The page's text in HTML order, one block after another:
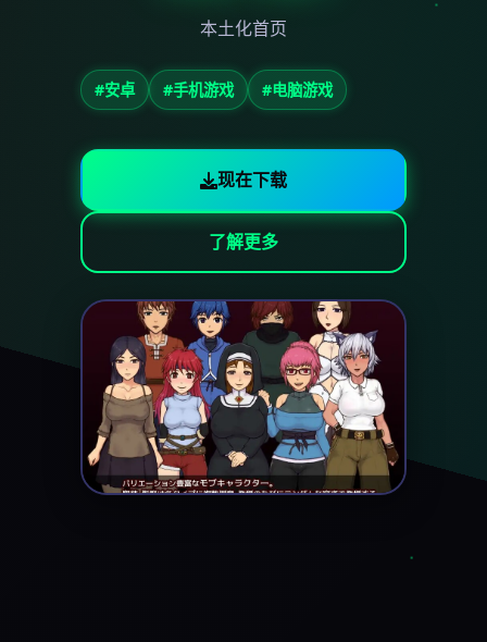
本土化首页
#安卓 #手机游戏 #电脑游戏
现在下载
了解更多